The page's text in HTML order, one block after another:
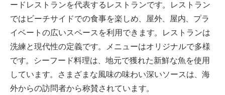
ードレストランを代表するレストランです。
レストラン
ではビーチサイドでの食事を楽しめ、屋外、屋内、プラ
イベートの広いスペースを利用できます。
レストランは
洗練と現代性の定義です。
メニューはオリジナルで多様
です。
シーフード料理は、地元で獲れた新鮮な魚を使用
しています。
さまざまな風味の味わい深いソースは、海
外からの訪問者から称賛されています。